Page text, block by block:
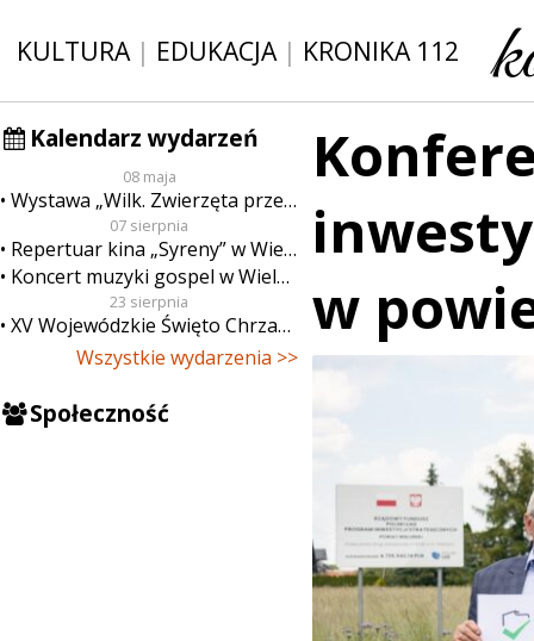
KULTURA| EDUKACJA| KRONIKA 112
Kalendarz wydarzeń
08 maja
Wystawa „Wilk. Zwierzęta przeklęte”
07 sierpnia
Repertuar kina „Syreny” w Wieluniu w dn. od 7 do 13 sierpnia
Koncert muzyki gospel w Wieluniu
23 sierpnia
XV Wojewódzkie Święto Chrzanu
Wszystkie wydarzenia >>
Społeczność
w